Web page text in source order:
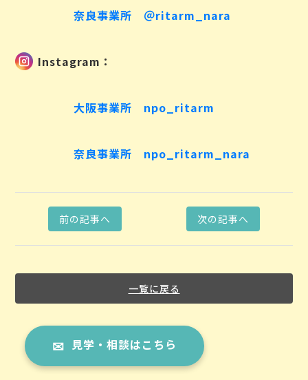
奈良事業所 ＠ritarm_nara
Instagram：
大阪事業所 npo_ritarm
奈良事業所 npo_ritarm_nara
前の記事へ 次の記事へ
一覧に戻る
見学・相談はこちら